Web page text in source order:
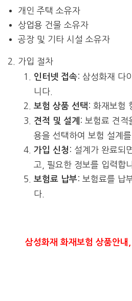
개인 주택 소유자
상업용 건물 소유자
공장 및 기타 시설 소유자
2. 가입 절차
인터넷 접속: 삼성화재 다
니다.
보험 상품 선택: 화재보험
견적 및 설계 : 보험료 견적
용을 선택하여 보험 설계
가입 신청 : 설계가 완료되
고, 필요한 정보를 입력합
보험료 납부: 보험료를 납
다.
삼성화재 화재보험 상품안내